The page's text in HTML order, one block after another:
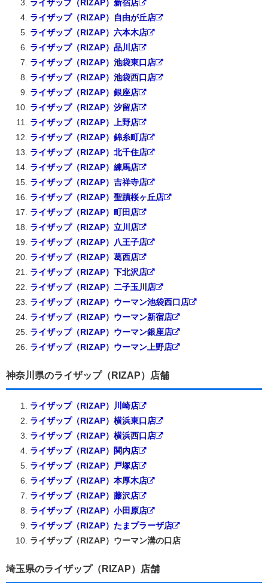
ライザップ（RIZAP）新宿店
ライザップ（RIZAP）自由が丘店
ライザップ（RIZAP）六本木店
ライザップ（RIZAP）品川店
ライザップ（RIZAP）池袋東口店
ライザップ（RIZAP）池袋西口店
ライザップ（RIZAP）銀座店
ライザップ（RIZAP）汐留店
ライザップ（RIZAP）上野店
ライザップ（RIZAP）錦糸町店
ライザップ（RIZAP）北千住店
ライザップ（RIZAP）練馬店
ライザップ（RIZAP）吉祥寺店
ライザップ（RIZAP）聖蹟桜ヶ丘店
ライザップ（RIZAP）町田店
ライザップ（RIZAP）立川店
ライザップ（RIZAP）八王子店
ライザップ（RIZAP）葛西店
ライザップ（RIZAP）下北沢店
ライザップ（RIZAP）二子玉川店
ライザップ（RIZAP）ウーマン池袋西口店
ライザップ（RIZAP）ウーマン新宿店
ライザップ（RIZAP）ウーマン銀座店
ライザップ（RIZAP）ウーマン上野店
神奈川県のライザップ（RIZAP）店舗
ライザップ（RIZAP）川崎店
ライザップ（RIZAP）横浜東口店
ライザップ（RIZAP）横浜西口店
ライザップ（RIZAP）関内店
ライザップ（RIZAP）戸塚店
ライザップ（RIZAP）本厚木店
ライザップ（RIZAP）藤沢店
ライザップ（RIZAP）小田原店
ライザップ（RIZAP）たまプラーザ店
ライザップ（RIZAP）ウーマン溝の口店
埼玉県のライザップ（RIZAP）店舗